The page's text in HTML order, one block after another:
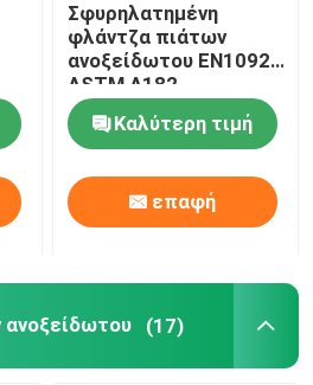
Σφυρηλατημένη
φλάντζα πιάτων
ανοξείδωτου EN1092
ASTM A182
Καλύτερη τιμή
επαφή
(17)